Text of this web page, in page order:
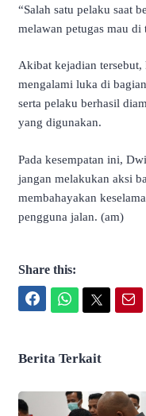
“Salah satu pelaku saat
melawan petugas mau
Akibat kejadian
mengalami luka di
serta pelaku berhasil
yang digunakan.
Pada kesempatan ini,
jangan melakukan aksi
membahayakan
pengguna jalan. (am)
Share this:
Berita Terkait